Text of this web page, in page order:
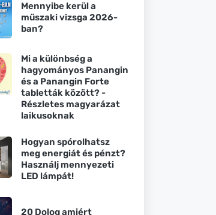
Mennyibe kerül a
műszaki vizsga 2026-
ban?
Mi a különbség a
hagyományos Panangin
és a Panangin Forte
tabletták között? -
Részletes magyarázat
laikusoknak
Hogyan spórolhatsz
meg energiát és pénzt?
Használj mennyezeti
LED lámpát!
20 Dolog amiért